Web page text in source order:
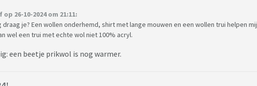
26-10-2024 om 21:11:
draag je? Een wollen onderhemd, shirt met lange mouwen en een wollen trui helpen mij
wel een trui met echte wol niet 100% acryl.
een beetje prikwol is nog warmer.